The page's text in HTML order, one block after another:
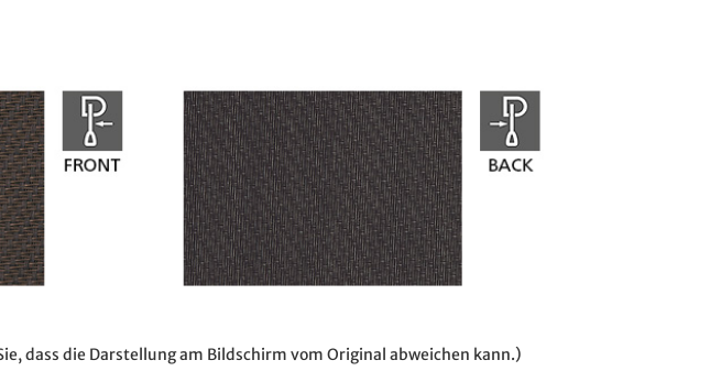
dass die Darstellung am Bildschirm vom Original abweichen kann.)